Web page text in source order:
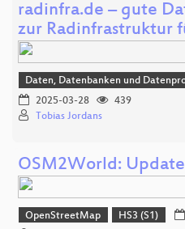
radinfra.de – gute
zur Radinfrastruktur
Daten, Datenbanken und
2025-03-28
439
Tobias Jordans
OSM2World:
OpenStreetMap HS3 (S1)